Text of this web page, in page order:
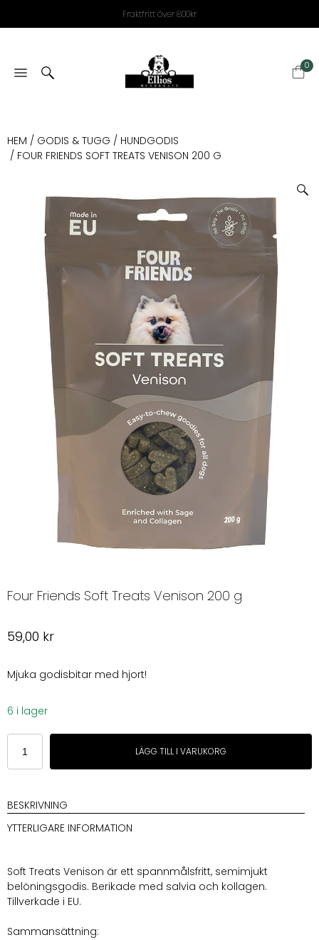
Fraktfritt över 800kr
0
HEM / GODIS & TUGG / HUNDGODIS
/ FOUR FRIENDS SOFT TREATS VENISON 200 G
Four Friends Soft Treats Venison 200 g
59,00 kr
Mjuka godisbitar med hjort!
6 i lager
Four
Friends
Soft
Venison
200
g
LÄGG TILL I VARUKORG
BESKRIVNING
YTTERLIGARE INFORMATION
Soft Treats Venison är ett spannmålsfritt, semimjukt
belöningsgodis. Berikade med salvia och kollagen.
Tillverkade i EU.
Sammansättning: